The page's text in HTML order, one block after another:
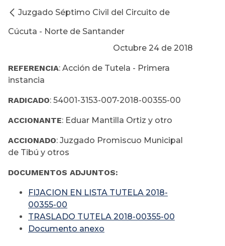
Juzgado Séptimo Civil del Circuito de
Cúcuta - Norte de Santander
Octubre 24 de 2018
REFERENCIA: Acción de Tutela - Primera
instancia
RADICADO: 54001-3153-007-2018-00355-00
ACCIONANTE: Eduar Mantilla Ortiz y otro
ACCIONADO: Juzgado Promiscuo Municipal
de Tibú y otros
DOCUMENTOS ADJUNTOS:
FIJACION EN LISTA TUTELA 2018-
00355-00
TRASLADO TUTELA 2018-00355-00
Documento anexo